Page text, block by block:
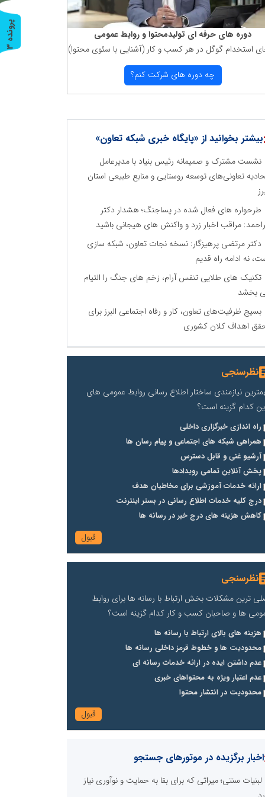
دوره های حرفه ای تولیدمحتوا و روابط عمومی
استخدام گوگل در هر كسب و كار (آشنایی با سئوی محتوا)
چه دوره های شركت كنم؟
بیشتر بخوانید از «پایگاه خبری شبکه تعاون»
نشست مشترک و صمیمانه رئیس بنیاد با مدیرعامل
تعاونی‌های توسعه روستایی و منابع طبیعی استان
طرحواره های فعال شده در پساجنگ؛ هشدار دکتر
مراقب اخبار زرد و واکنش های هیجانی باشید
دکتر مرتضی پرهیزگار: نسخه نجات تعاون، شبکه سازی
نه ادامه راه قدیم
تکنیک های طلایی تنفس آرام، زخم های جنگ را التیام
بخشد
بسیج ظرفیت‌های تعاون، کار و رفاه اجتماعی البرز برای
اهداف کلان کشوری
نظرسنجی
نیازمندی ساختار اطلاع رسانی روابط عمومی های
کدام گزینه است؟
راه اندازی خبرگزاری داخلی
همراهی شبکه های اجتماعی و پیام رسان ها
آرشیو غنی و قابل دسترس
پخش آنلاین تمامی رویدادها
ارائه خدمات آموزشی برای مخاطیان هدف
درج کلیه خدمات اطلاع رسانی در بستر اینترنت
کاهش هزینه های درج خبر در رسانه ها
نظرسنجی
ترین مشکلات بخش ارتباط با رسانه ها برای روابط
ها و صاحبان کسب و کار کدام گزینه است؟
هزینه های بالای ارتباط با رسانه ها
محدودیت ها و خطوط قرمز داخلی رسانه ها
عدم داشتن ایده در ارائه خدمات رسانه ای
عدم اعتبار ویژه به محتواهای خبری
محدودیت در انتشار محتوا
اخبار برگزیده در موتورهای جستجو
لبنیات سنتی؛ میراثی که برای بقا به حمایت و نوآوری نیاز
پ
ر
و
ن
د
ه
3